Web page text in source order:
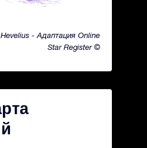
- Адаптация Online
Star Register ©